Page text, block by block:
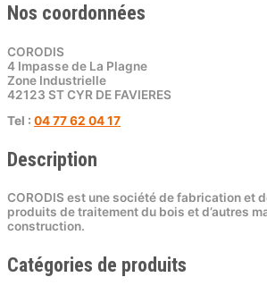
Nos coordonnées
CORODIS
4 Impasse de La Plagne
Zone Industrielle
42123 ST CYR DE FAVIERES
Tel : 04 77 62 04 17
Description
CORODIS est une société de fabrication et
produits de traitement du bois et d’autres
construction.
Catégories de produits